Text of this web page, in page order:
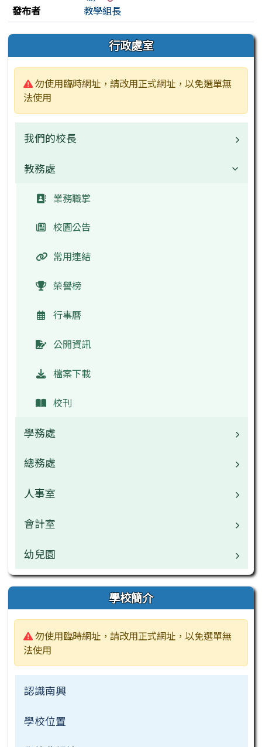
發布者
教學組長
左邊區域內容 行政處室
警告:
勿使用臨時網址，請改用正式網址，以免選單無
法使用
我們的校長
校長
檔案下載
教務處
業務職掌
校園公告
常用連結
榮譽榜
行事曆
公開資訊
檔案下載
校刊
學務處
業務職掌
校園公告
常用連結
活動相簿
榮譽榜
行事曆
檔案下載
總務處
業務職掌
校園公告
常用連結
活動相簿
榮譽榜
行事曆
人事室
業務職掌
校園公告
常用連結
公開資訊
檔案下載
會計室
校園公告
常用連結
公開資訊
檔案下載
幼兒園
校園公告
業務職掌
活動相簿
檔案下載
學校簡介
警告:
勿使用臨時網址，請改用正式網址，以免選單無
法使用
認識南興
學校位置